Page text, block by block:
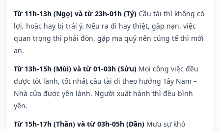
Từ 11h-13h (Ngọ) và từ 23h-01h (Tý) Cầu tài thì không có
lợi, hoặc hay bị trái ý. Nếu ra đi hay thiệt, gặp nạn, việc
quan trọng thì phải đòn, gặp ma quỷ nên cúng tế thì mới
an.
Từ 13h-15h (Mùi) và từ 01-03h (Sửu) Mọi công việc đều
được tốt lành, tốt nhất cầu tài đi theo hướng Tây Nam –
Nhà cửa được yên lành. Người xuất hành thì đều bình
yên.
Từ 15h-17h (Thân) và từ 03h-05h (Dần) Mưu sự khó